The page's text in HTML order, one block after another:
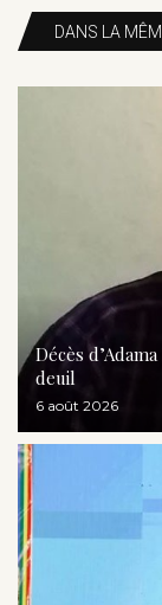
DANS LA
Décès
deuil
6 août 2026